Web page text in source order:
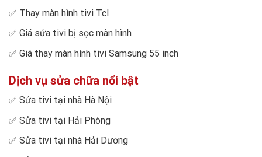
✅ Thay màn hình tivi Tcl
✅ Giá sửa tivi bị sọc màn hình
✅ Giá thay màn hình tivi Samsung 55 inch
Dịch vụ sửa chữa nổi bật
✅ Sửa tivi tại nhà Hà Nội
✅ Sửa tivi tại Hải Phòng
✅ Sửa tivi tại nhà Hải Dương